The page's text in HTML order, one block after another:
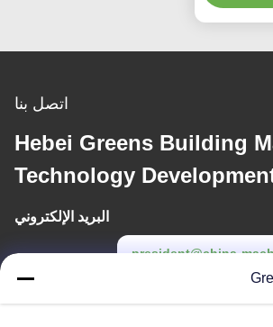
اتصل بنا
Hebei Greens Building
Technology
البريد الإلكتروني
president@china-